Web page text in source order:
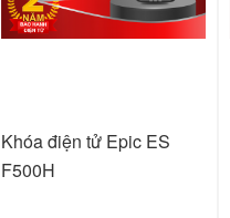
Khóa điện tử Epic ES
F500H